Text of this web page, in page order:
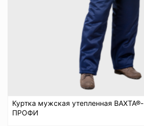
Куртка мужская утепленная ВАХТА®-
ПРОФИ